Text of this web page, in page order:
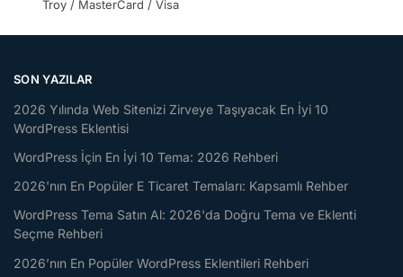
Troy / MasterCard / Visa
SON YAZILAR
2026 Yılında Web Sitenizi Zirveye Taşıyacak En İyi 10
WordPress Eklentisi
WordPress İçin En İyi 10 Tema: 2026 Rehberi
2026'nın En Popüler E Ticaret Temaları: Kapsamlı Rehber
WordPress Tema Satın Al: 2026'da Doğru Tema ve Eklenti
Seçme Rehberi
2026’nın En Popüler WordPress Eklentileri Rehberi